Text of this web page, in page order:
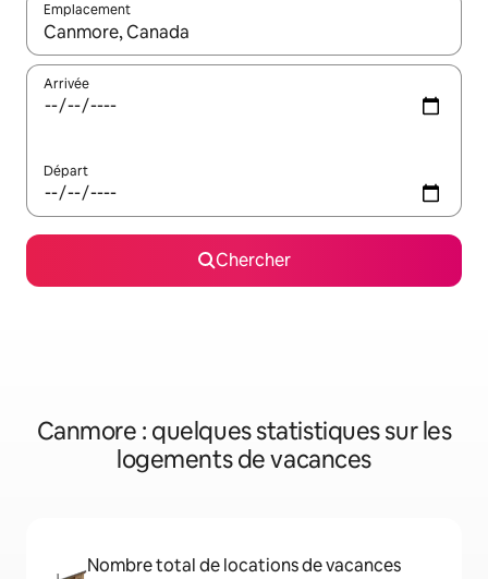
Emplacement
Quand les résultats sont affichés, parcourez-les en utilisant
Arrivée
Départ
Chercher
Canmore : quelques statistiques sur les
logements de vacances
Nombre total de locations de vacances